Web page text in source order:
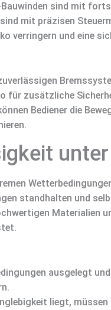
sind mit
mit präzisen
verringern und eine
für zusätzliche
Bediener die
standhalten und
Materialien
ausgelegt
liegt,